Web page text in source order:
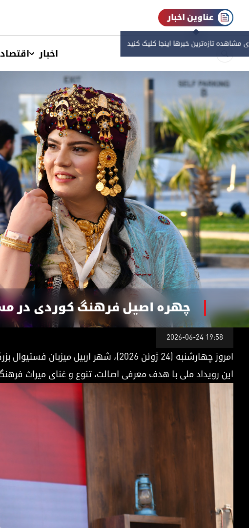
عناوین اخبار
مشاهده‌ تازه‌ترین خبرها اینجا کلیک کنید
اخبار اقتصاد
چهرە اصیل فرهنگ کوردی در مسیر گینس
چهرە اصیل فرهنگ کوردی در
2026-06-24 19:58
امروز چهارشنبه (۲۴ ژوئن ۲۰۲۶)، شهر اربیل میزبان فستیوال بزرگ لباس سنتی و فرهنگی کوردی است که به همت سازمان "کوردستان فاوندیشن" آغاز به کار کرده است.
این رویداد ملی با هدف معرفی اصالت، تنوع و غنای میراث